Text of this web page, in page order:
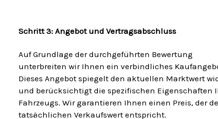
Schritt 3: Angebot und Vertragsabschluss
Auf Grundlage der durchgeführten Bewertung
unterbreiten wir Ihnen ein verbindliches
Dieses Angebot spiegelt den aktuellen Marktwert
und berücksichtigt die spezifischen Eigenschaften
Fahrzeugs. Wir garantieren Ihnen einen Preis, der
tatsächlichen Verkaufswert entspricht.